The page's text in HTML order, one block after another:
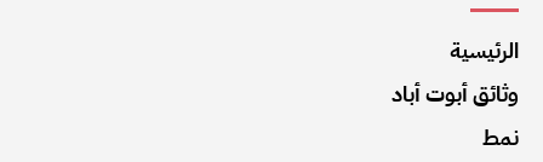
الرئيسية
وثائق أبوت أباد
نمط